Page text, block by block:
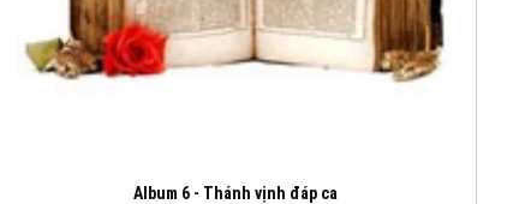
Album 6 - Thánh vịnh đáp ca